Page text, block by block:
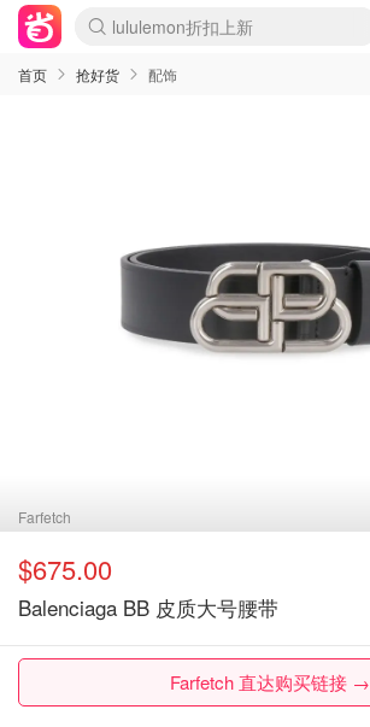
Sasa美妆护肤3.5折
SSENSE年中3折
FreshBeauty好价汇总
Cettire降价+叠9折
WWS Coles超市实拍
viagogo二手票捡漏
Myer超级周末1折
The Outnet奢牌1折起
David Jones 3折起
Flannels大牌1折
Perfumes Club护肤1折
AMIRO返校季6.2折
Amazon折扣汇总
eToro入金$200送$50
Amazon数码好物
ICONIC本周7.5折
ThedoubleF高奢地板价
Moose Knuckles 6折
丝芙兰5折起
EUFY官网3.7折起
Selenichast首饰2折
Trip机票酒店促销
YSL送5件彩妆礼
Amazon家居好物
Amazon美妆护肤
雅漾大喷$8
过敏原检测盒$33
伊索独家赠50ml沐浴露
科颜氏清仓3折
SEALIFE海洋馆门票6折
丝塔芙大白罐$16
订阅Newsletter送香薰
Cult Beauty 6.8折
Harrods圣诞日历2.3折
LN-CC奢牌私促3折
d'Alba空姐喷雾$16
EVE LOM套装逆天2折
Bernardelli独家4折
Adore Beauty 6折起
CT圣诞日历
Mytheresa奢品2.7折
Luxury Escapes 9折
Currentbody美容仪9折
MOON Garden Live
ALLSAINTS美衣3折
Roborock扫地机3.7折
Tingo Life水杯$24
Valentino官网5折
CR洗发护发6.3折
修丽可套装7.4折
Myer彩妆2件7折
GANNI官网4.5折
Stylevana韩妆4折
Tessabit高奢8.5折
OGX洗护4折
Amazon阿德莱德次日达
卡诗8.5折+赠礼
Philips Hue灯具8折
首页 抢好货 配饰
Farfetch
$675.00
Balenciaga BB 皮质大号腰带
Farfetch 直达购买链接 →